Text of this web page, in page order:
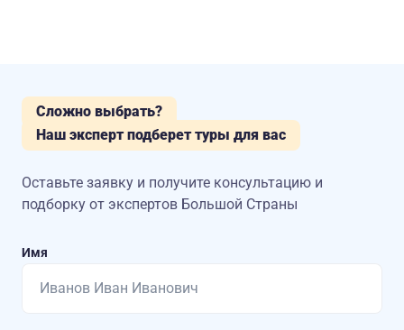
Сложно выбрать?
Наш эксперт подберет туры для вас
Оставьте заявку и получите консультацию и
подборку от экспертов Большой Страны
Имя